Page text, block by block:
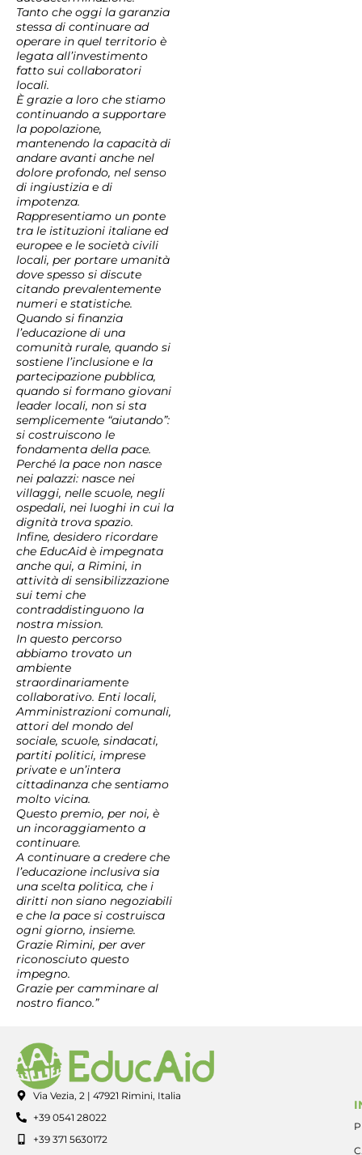
Tanto che oggi la garanzia
stessa di continuare ad
operare in quel territorio è
legata all’investimento
fatto sui collaboratori
locali.
È grazie a loro che stiamo
continuando a supportare
la popolazione,
mantenendo la capacità di
andare avanti anche nel
dolore profondo, nel senso
di ingiustizia e di
impotenza.
Rappresentiamo un ponte
tra le istituzioni italiane ed
europee e le società civili
locali, per portare umanità
dove spesso si discute
citando prevalentemente
numeri e statistiche.
Quando si finanzia
l’educazione di una
comunità rurale, quando si
sostiene l’inclusione e la
partecipazione pubblica,
quando si formano giovani
leader locali, non si sta
semplicemente “aiutando”:
si costruiscono le
fondamenta della pace.
Perché la pace non nasce
nei palazzi: nasce nei
villaggi, nelle scuole, negli
ospedali, nei luoghi in cui la
dignità trova spazio.
Infine, desidero ricordare
che EducAid è impegnata
anche qui, a Rimini, in
attività di sensibilizzazione
sui temi che
contraddistinguono la
nostra mission.
In questo percorso
abbiamo trovato un
ambiente
straordinariamente
collaborativo. Enti locali,
Amministrazioni comunali,
attori del mondo del
sociale, scuole, sindacati,
partiti politici, imprese
private e un’intera
cittadinanza che sentiamo
molto vicina.
Questo premio, per noi, è
un incoraggiamento a
continuare.
A continuare a credere che
l’educazione inclusiva sia
una scelta politica, che i
diritti non siano negoziabili
e che la pace si costruisca
ogni giorno, insieme.
Grazie Rimini, per aver
riconosciuto questo
impegno.
Grazie per camminare al
nostro fianco.”
Via Vezia, 2 | 47921 Rimini, Italia
+39 0541 28022
+39 371 5630172